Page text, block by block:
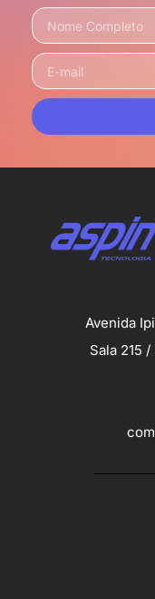
Avenida
Sala 215